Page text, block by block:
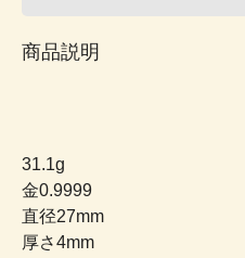
商品説明
31.1g
金0.9999
直径27mm
厚さ4mm